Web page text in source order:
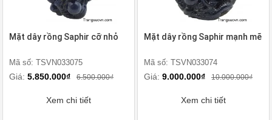
Mặt dây rồng Saphir cỡ nhỏ
Mã số: TSVN033075
Giá: 5.850.000₫ 6.500.000₫
Xem chi tiết
Mặt dây rồng Saphir mạnh mẽ
Mã số: TSVN033074
Giá: 9.000.000₫ 10.000.000₫
Xem chi tiết